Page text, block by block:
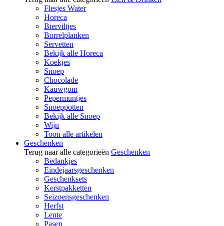
Flesjes Water
Horeca
Bierviltjes
Borrelplanken
Servetten
Bekijk alle Horeca
Koekjes
Snoep
Chocolade
Kauwgom
Pepermuntjes
Snoeppotten
Bekijk alle Snoep
Wijn
Toon alle artikelen
Geschenken
Terug naar alle categorieën Geschenken
Bedankjes
Eindejaarsgeschenken
Geschenksets
Kerstpakketten
Seizoensgeschenken
Herfst
Lente
Pasen